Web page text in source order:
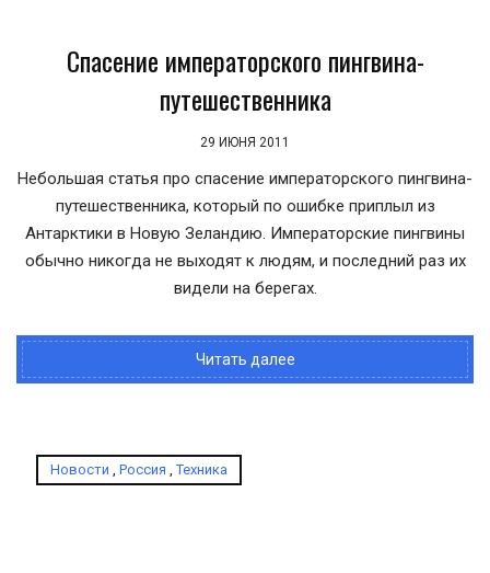
Спасение императорского пингвина-
путешественника
29 ИЮНЯ 2011
Небольшая статья про спасение императорского пингвина-
путешественника, который по ошибке приплыл из
Антарктики в Новую Зеландию. Императорские пингвины
обычно никогда не выходят к людям, и последний раз их
видели на берегах.
Читать далее
Новости , Россия ,Техника